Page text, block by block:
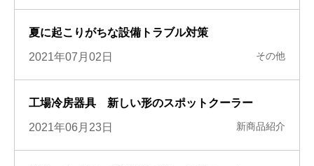
夏に起こりがちな設備トラブル対策
2021年07月02日 その他
工場冷房器具 新しい形のスポットクーラー
2021年06月23日 新商品紹介